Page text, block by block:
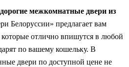
межкомнатные двери из
Белоруссии» предлагает вам
отлично впишутся в любой
по вашему кошельку. В
двери по доступной цене не